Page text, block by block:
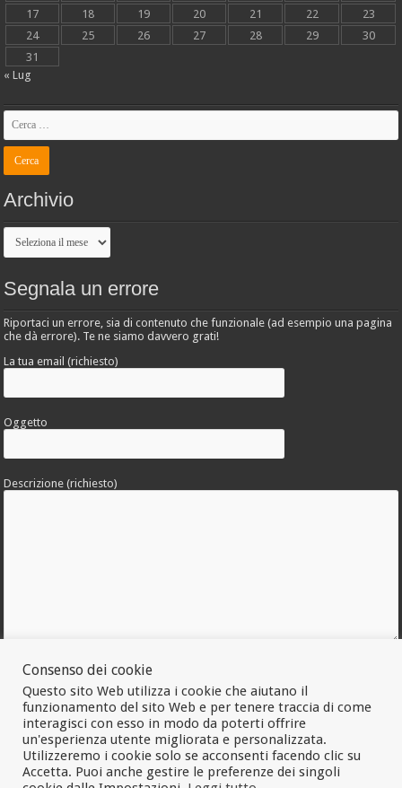
17
18 19 20 21 22
23
24
25 26 27 28 29
30
31
« Lug
Archivio
Archivio
Segnala un errore
Riportaci un errore, sia di contenuto che funzionale (ad esempio una pagina
che dà errore). Te ne siamo davvero grati!
La tua email (richiesto)
Oggetto
Descrizione (richiesto)
Allega una foto dell'errore
Consenso dei cookie
Questo sito Web utilizza i cookie che aiutano il
funzionamento del sito Web e per tenere traccia di come
interagisci con esso in modo da poterti offrire
un'esperienza utente migliorata e personalizzata.
Utilizzeremo i cookie solo se acconsenti facendo clic su
Accetta. Puoi anche gestire le preferenze dei singoli